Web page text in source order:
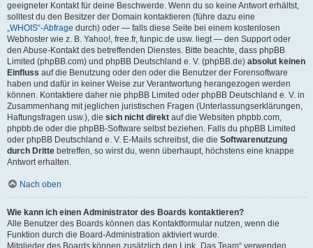
geeigneter Kontakt für deine Beschwerde. Wenn du so keine Antwort erhältst,
solltest du den Besitzer der Domain kontaktieren (führe dazu eine
„WHOIS“-Abfrage durch) oder — falls diese Seite bei einem kostenlosen
Webhoster wie z. B. Yahoo!, free.fr, funpic.de usw. liegt — den Support oder
den Abuse-Kontakt des betreffenden Dienstes. Bitte beachte, dass phpBB
Limited (phpBB.com) und phpBB Deutschland e. V. (phpBB.de) absolut keinen
Einfluss auf die Benutzung oder den oder die Benutzer der Forensoftware
haben und dafür in keiner Weise zur Verantwortung herangezogen werden
können. Kontaktiere daher nie phpBB Limited oder phpBB Deutschland e. V. in
Zusammenhang mit jeglichen juristischen Fragen (Unterlassungserklärungen,
Haftungsfragen usw.), die sich nicht direkt auf die Websiten phpbb.com,
phpbb.de oder die phpBB-Software selbst beziehen. Falls du phpBB Limited
oder phpBB Deutschland e. V. E-Mails schreibst, die die Softwarenutzung
durch Dritte betreffen, so wirst du, wenn überhaupt, höchstens eine knappe
Antwort erhalten.
Nach oben
Wie kann ich einen Administrator des Boards kontaktieren?
Alle Benutzer des Boards können das Kontaktformular nutzen, wenn die
Funktion durch die Board-Administration aktiviert wurde.
Mitglieder des Boards können zusätzlich den Link „Das Team“ verwenden.